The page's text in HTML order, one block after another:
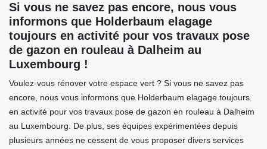
Si vous ne savez pas encore, nous vous
informons que Holderbaum elagage
toujours en activité pour vos travaux pose
de gazon en rouleau à Dalheim au
Luxembourg !
Voulez-vous rénover votre espace vert ? Si vous ne savez pas
encore, nous vous informons que Holderbaum elagage toujours
en activité pour vos travaux pose de gazon en rouleau à Dalheim
au Luxembourg. De plus, ses équipes expérimentées depuis
plusieurs années ne cessent de vous proposer divers services